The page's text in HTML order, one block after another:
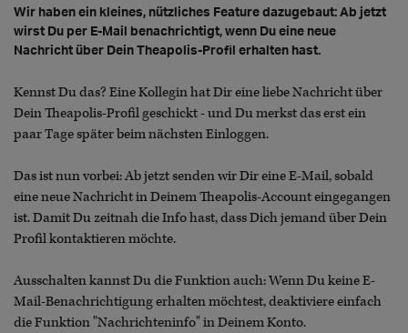
Wir haben ein kleines, nützliches Feature dazugebaut: Ab jetzt
wirst Du per E-Mail benachrichtigt, wenn Du eine neue
Nachricht über Dein Theapolis-Profil erhalten hast.
Kennst Du das? Eine Kollegin hat Dir eine liebe Nachricht über
Dein Theapolis-Profil geschickt - und Du merkst das erst ein
paar Tage später beim nächsten Einloggen.
Das ist nun vorbei: Ab jetzt senden wir Dir eine E-Mail, sobald
eine neue Nachricht in Deinem Theapolis-Account eingegangen
ist. Damit Du zeitnah die Info hast, dass Dich jemand über Dein
Profil kontaktieren möchte.
Ausschalten kannst Du die Funktion auch: Wenn Du keine E-
Mail-Benachrichtigung erhalten möchtest, deaktiviere einfach
die Funktion "Nachrichteninfo" in Deinem Konto.